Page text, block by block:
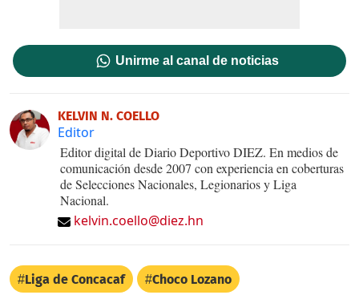
Unirme al canal de noticias
KELVIN N. COELLO
Editor
Editor digital de Diario Deportivo DIEZ. En medios de
comunicación desde 2007 con experiencia en coberturas
de Selecciones Nacionales, Legionarios y Liga
Nacional.
kelvin.coello@diez.hn
Liga de Concacaf Choco Lozano